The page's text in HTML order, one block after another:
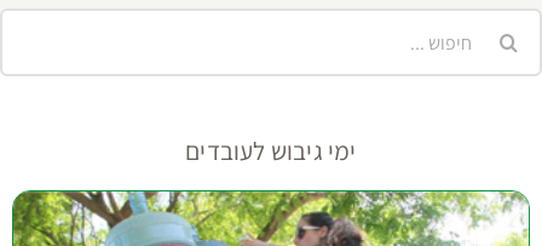
ימי גיבוש לעובדים